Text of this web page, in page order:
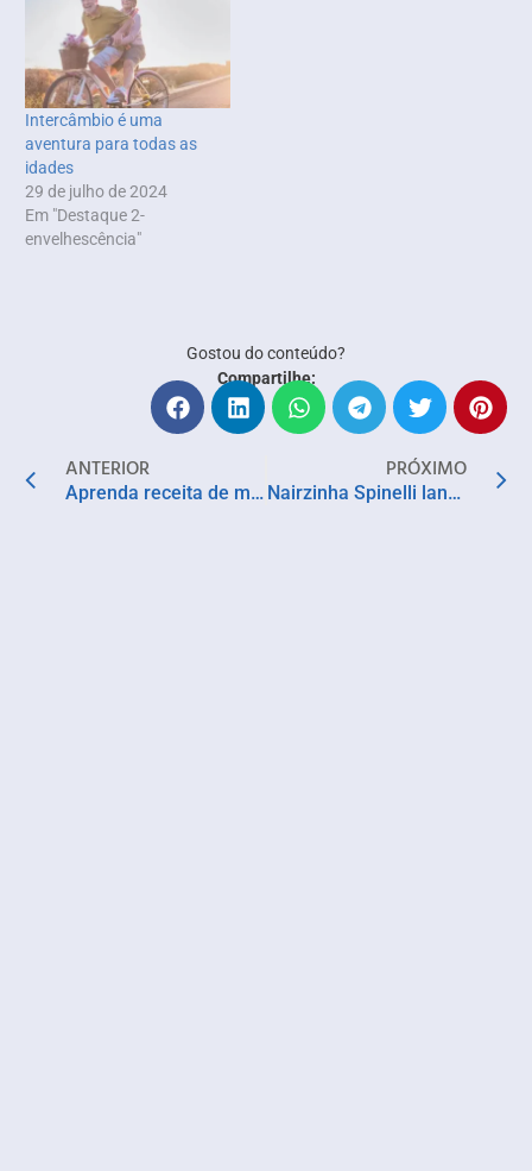
Intercâmbio é uma
aventura para todas as
idades
29 de julho de 2024
Em "Destaque 2-
envelhescência"
Gostou do conteúdo?
Compartilhe:
ANTERIOR
Aprenda receita de moqueca vegana prática e saborosa para surpreender na Sexta-feira Santa
PRÓXIMO
Nairzinha Spinelli lança livro infantil “Viajando e Conhecendo os Indígenas”